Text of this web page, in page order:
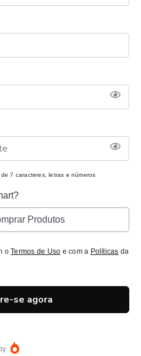
7 caracteres, letras e números
Produtos
oTermos de Uso e com a Políticas da
se agora